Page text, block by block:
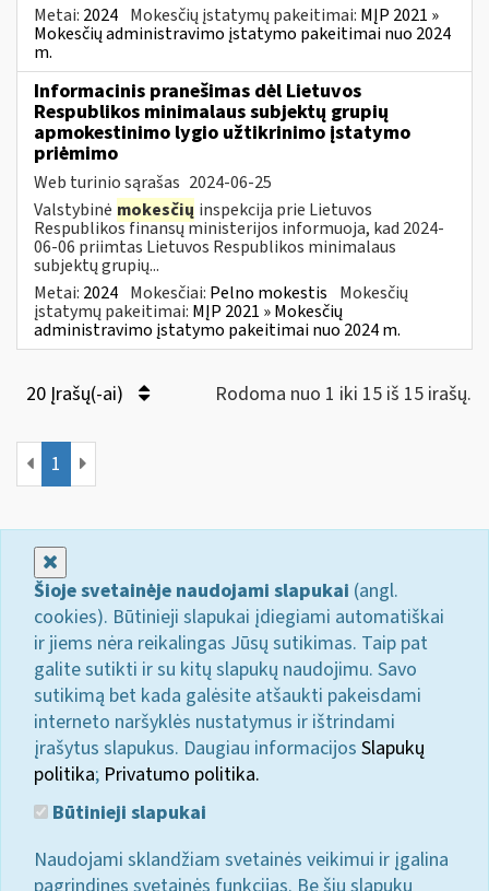
Metai: 2024 Mokesčių įstatymų pakeitimai: MĮP 2021 »
Mokesčių administravimo įstatymo pakeitimai nuo 2024
m.
Informacinis pranešimas dėl Lietuvos
Respublikos minimalaus subjektų grupių
apmokestinimo lygio užtikrinimo įstatymo
priėmimo
Web turinio sąrašas 2024-06-25
Valstybinė mokesčių inspekcija prie Lietuvos
Respublikos finansų ministerijos informuoja, kad 2024-
06-06 priimtas Lietuvos Respublikos minimalaus
subjektų grupių...
Metai: 2024 Mokesčiai: Pelno mokestis Mokesčių
įstatymų pakeitimai: MĮP 2021 » Mokesčių
administravimo įstatymo pakeitimai nuo 2024 m.
20 Įrašų(-ai) Rodoma nuo 1 iki 15 iš 15 irašų.
1
Šioje svetainėje naudojami slapukai (angl.
cookies). Būtinieji slapukai įdiegiami automatiškai
ir jiems nėra reikalingas Jūsų sutikimas. Taip pat
galite sutikti ir su kitų slapukų naudojimu. Savo
sutikimą bet kada galėsite atšaukti pakeisdami
interneto naršyklės nustatymus ir ištrindami
įrašytus slapukus. Daugiau informacijos Slapukų
politika; Privatumo politika.
Būtinieji slapukai
Naudojami sklandžiam svetainės veikimui ir įgalina